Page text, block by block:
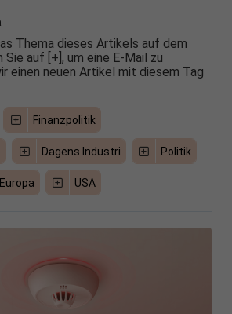
Thema dieses Artikels auf dem
Sie auf [+], um eine E-Mail zu
einen neuen Artikel mit diesem Tag
Finanzpolitik
Dagens Industri Politik
Europa USA